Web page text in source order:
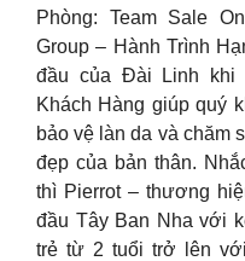
Phòng: Team Sale
Group – Hành Trình
đầu của Đài Linh khi
Khách Hàng giúp quý
bảo vệ làn da và chăm
đẹp của bản thân.
thì Pierrot – thương
đầu Tây Ban Nha với
trẻ từ 2 tuổi trở lên